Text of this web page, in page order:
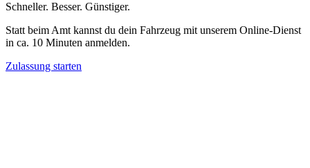
Schneller. Besser. Günstiger.
Statt beim Amt kannst du dein Fahrzeug mit unserem Online-Dienst
in ca. 10 Minuten anmelden.
Zulassung starten